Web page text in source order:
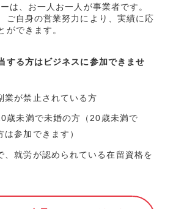
は、お⼀⼈お⼀⼈が事業者です。
ご⾃⾝の営業努⼒により、実績に応
ができます。
する⽅はビジネスに参加できませ
業が禁⽌されている⽅
歳未満で未婚の⽅（20歳未満で
は参加できます）
、就労が認められている在留資格を